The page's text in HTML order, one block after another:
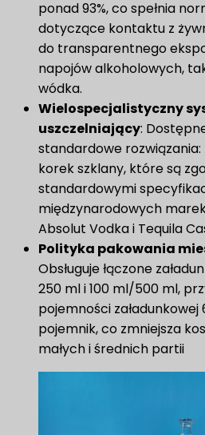
ponad 93%, co spełnia
dotyczące kontaktu z
do transparentnego
napojów alkoholowych,
wódka.
Wielospecjalistyczny
uszczelniający:
standardowe
korek szklany, które są
standardowymi
międzynarodowych
Absolut Vodka i Tequila
Polityka pakowania
Obsługuje łączone
250 ml i 100 ml/500 ml,
pojemności załadunkowej
pojemnik, co zmniejsza
małych i średnich partii